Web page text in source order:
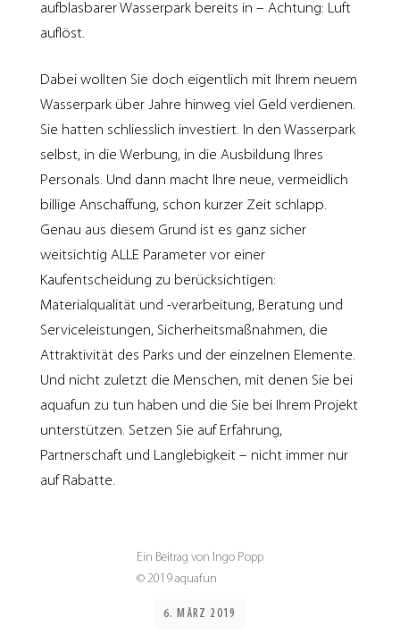
aufblasbarer Wasserpark bereits in – Achtung: Luft
auflöst.
Dabei wollten Sie doch eigentlich mit Ihrem neuem
Wasserpark über Jahre hinweg viel Geld verdienen.
Sie hatten schliesslich investiert. In den Wasserpark
selbst, in die Werbung, in die Ausbildung Ihres
Personals. Und dann macht Ihre neue, vermeidlich
billige Anschaffung, schon kurzer Zeit schlapp.
Genau aus diesem Grund ist es ganz sicher
weitsichtig ALLE Parameter vor einer
Kaufentscheidung zu berücksichtigen:
Materialqualität und -verarbeitung, Beratung und
Serviceleistungen, Sicherheitsmaßnahmen, die
Attraktivität des Parks und der einzelnen Elemente.
Und nicht zuletzt die Menschen, mit denen Sie bei
aquafun zu tun haben und die Sie bei Ihrem Projekt
unterstützen. Setzen Sie auf Erfahrung,
Partnerschaft und Langlebigkeit – nicht immer nur
auf Rabatte.
Ein Beitrag von Ingo Popp
© 2019 aquafun
6. MÄRZ 2019